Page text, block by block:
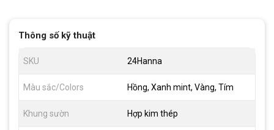
Thông số kỹ thuật
SKU 24Hanna
Màu sắc/Colors Hồng, Xanh mint, Vàng, Tím
Khung sườn Hợp kim thép